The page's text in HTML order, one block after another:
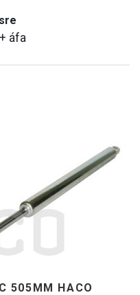
+ áfa
505MM HACO